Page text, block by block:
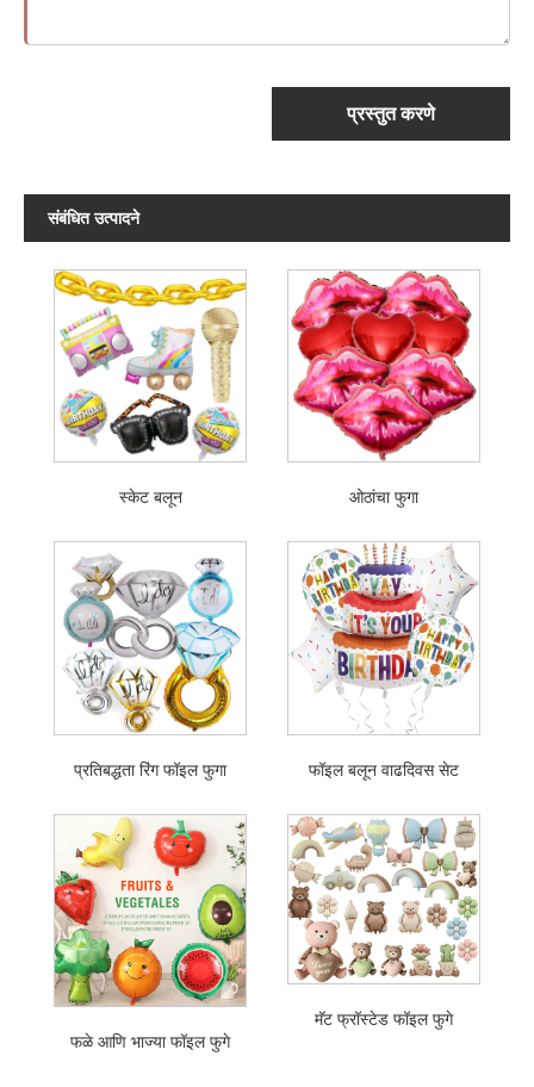
प्रस्तुत करणे
संबंधित उत्पादने
स्केट बलून ओठांचा फुगा
प्रतिबद्धता रिंग फॉइल फुगा फॉइल बलून वाढदिवस सेट
फळे आणि भाज्या फॉइल फुगे
मॅट फ्रॉस्टेड फॉइल फुगे